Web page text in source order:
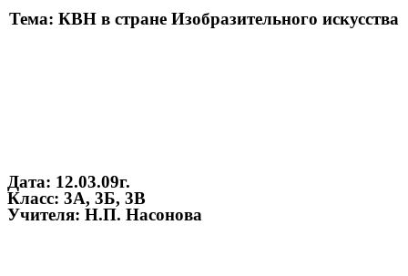
Тема: КВН в стране Изобразительного искусства
Дата: 12.03.09г.
Класс: 3А, 3Б, 3В
Учителя: Н.П. Насонова